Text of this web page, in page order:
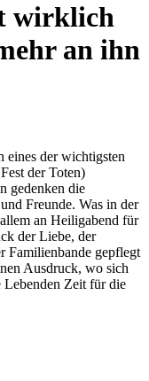
wirklich
an ihn
eines der wichtigsten
der Toten)
gedenken die
Freunde. Was in der
an Heiligabend für
der Liebe, der
Familienbande gepflegt
Ausdruck, wo sich
Lebenden Zeit für die